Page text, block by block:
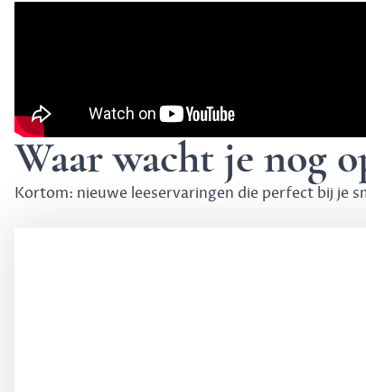
Waar wacht je nog
Kortom: nieuwe leeservaringen die perfect bij je